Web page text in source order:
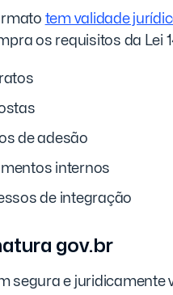
tem validade
os requisitos da Lei
de adesão
internos
de integração
gov.br
segura e